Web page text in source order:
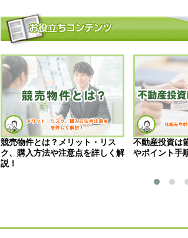
競売物件とは？メリット・リス
ク、購入方法や注意点を詳しく解
説！
不動産投資は
やポイント手